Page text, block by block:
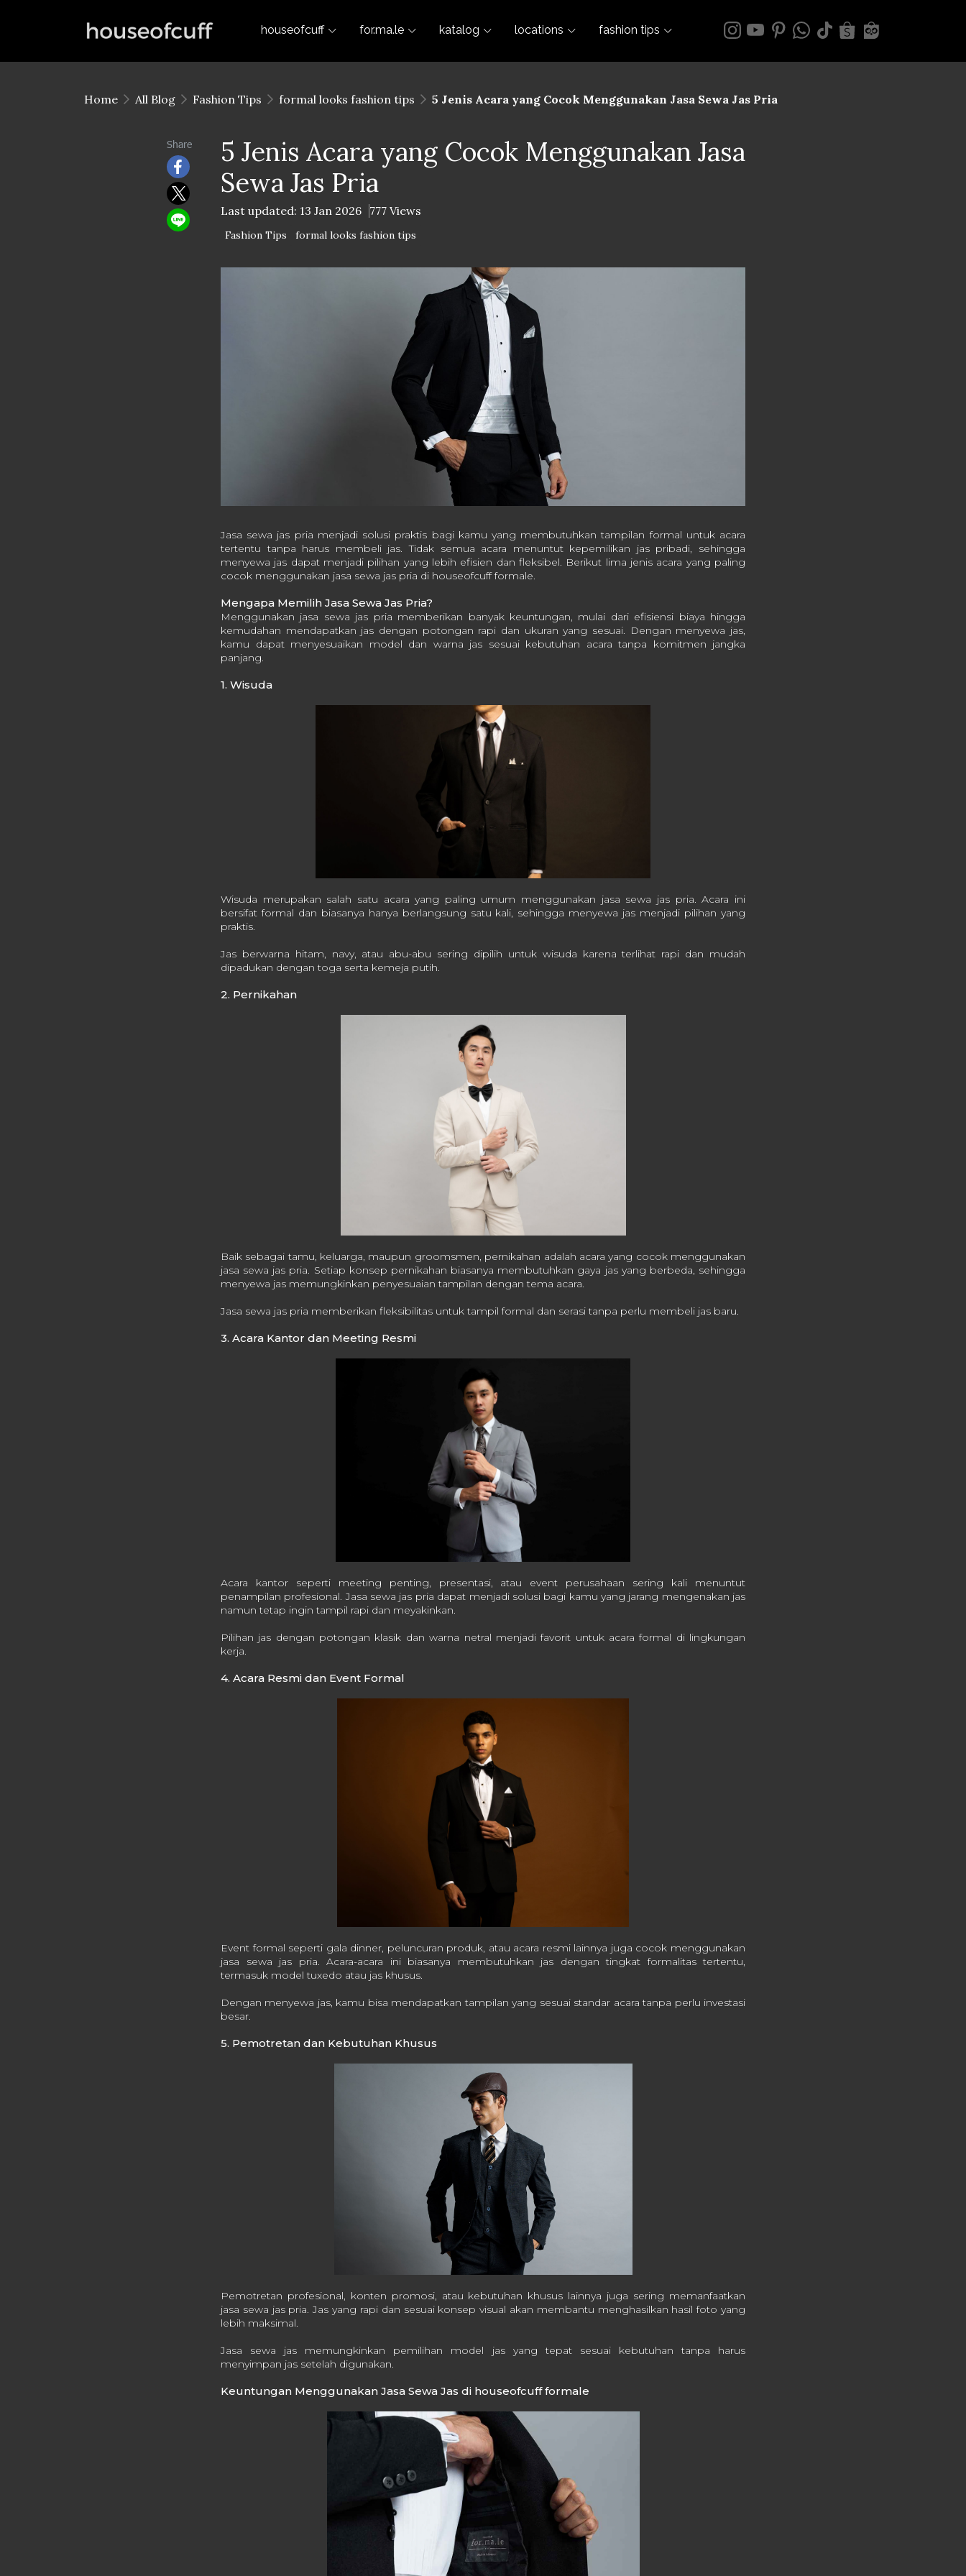
houseofcuff for.ma.le katalog locations fashion tips
Home All Blog Fashion Tips formal looks fashion tips 5 Jenis Acara yang Cocok Menggunakan Jasa Sewa Jas Pria
Share
5 Jenis Acara yang Cocok Menggunakan Jasa
Sewa Jas Pria
Last updated: 13 Jan 2026 777 Views
Fashion Tips formal looks fashion tips
Jasa sewa jas pria menjadi solusi praktis bagi kamu yang membutuhkan tampilan formal untuk acara
tertentu tanpa harus membeli jas. Tidak semua acara menuntut kepemilikan jas pribadi, sehingga
menyewa jas dapat menjadi pilihan yang lebih efisien dan fleksibel. Berikut lima jenis acara yang paling
cocok menggunakan jasa sewa jas pria di houseofcuff formale.
Mengapa Memilih Jasa Sewa Jas Pria?
Menggunakan jasa sewa jas pria memberikan banyak keuntungan, mulai dari efisiensi biaya hingga
kemudahan mendapatkan jas dengan potongan rapi dan ukuran yang sesuai. Dengan menyewa jas,
kamu dapat menyesuaikan model dan warna jas sesuai kebutuhan acara tanpa komitmen jangka
panjang.
1. Wisuda
Wisuda merupakan salah satu acara yang paling umum menggunakan jasa sewa jas pria. Acara ini
bersifat formal dan biasanya hanya berlangsung satu kali, sehingga menyewa jas menjadi pilihan yang
praktis.
Jas berwarna hitam, navy, atau abu-abu sering dipilih untuk wisuda karena terlihat rapi dan mudah
dipadukan dengan toga serta kemeja putih.
2. Pernikahan
Baik sebagai tamu, keluarga, maupun groomsmen, pernikahan adalah acara yang cocok menggunakan
jasa sewa jas pria. Setiap konsep pernikahan biasanya membutuhkan gaya jas yang berbeda, sehingga
menyewa jas memungkinkan penyesuaian tampilan dengan tema acara.
Jasa sewa jas pria memberikan fleksibilitas untuk tampil formal dan serasi tanpa perlu membeli jas baru.
3. Acara Kantor dan Meeting Resmi
Acara kantor seperti meeting penting, presentasi, atau event perusahaan sering kali menuntut
penampilan profesional. Jasa sewa jas pria dapat menjadi solusi bagi kamu yang jarang mengenakan jas
namun tetap ingin tampil rapi dan meyakinkan.
Pilihan jas dengan potongan klasik dan warna netral menjadi favorit untuk acara formal di lingkungan
kerja.
4. Acara Resmi dan Event Formal
Event formal seperti gala dinner, peluncuran produk, atau acara resmi lainnya juga cocok menggunakan
jasa sewa jas pria. Acara-acara ini biasanya membutuhkan jas dengan tingkat formalitas tertentu,
termasuk model tuxedo atau jas khusus.
Dengan menyewa jas, kamu bisa mendapatkan tampilan yang sesuai standar acara tanpa perlu investasi
besar.
5. Pemotretan dan Kebutuhan Khusus
Pemotretan profesional, konten promosi, atau kebutuhan khusus lainnya juga sering memanfaatkan
jasa sewa jas pria. Jas yang rapi dan sesuai konsep visual akan membantu menghasilkan hasil foto yang
lebih maksimal.
Jasa sewa jas memungkinkan pemilihan model jas yang tepat sesuai kebutuhan tanpa harus
menyimpan jas setelah digunakan.
Keuntungan Menggunakan Jasa Sewa Jas di houseofcuff formale